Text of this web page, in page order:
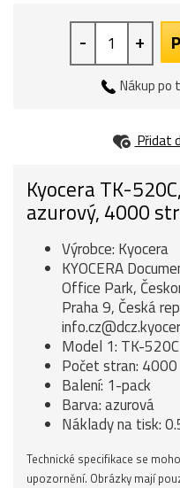
- +
Nákup po
Přidat
Kyocera TK-
azurový, 4000
Výrobce: Kyocera
KYOCERA
Office Park,
Praha 9, Česká
Model 1: TK-520C
Počet stran: 4000
Balení: 1-pack
Barva: azurová
Náklady na tisk:
Technické specifikace se
upozornění. Obrázky mají